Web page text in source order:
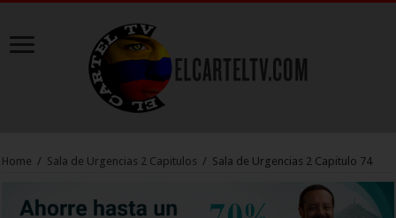
Home / Sala de Urgencias 2 Capitulos / Sala de Urgencias 2 Capitulo 74